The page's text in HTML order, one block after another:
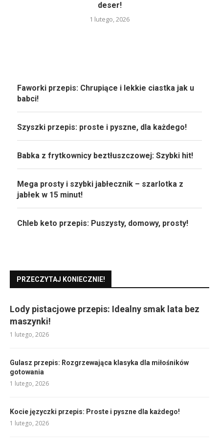
deser!
1 lutego, 2026
Faworki przepis: Chrupiące i lekkie ciastka jak u
babci!
Szyszki przepis: proste i pyszne, dla każdego!
Babka z frytkownicy beztłuszczowej: Szybki hit!
Mega prosty i szybki jabłecznik – szarlotka z
jabłek w 15 minut!
Chleb keto przepis: Puszysty, domowy, prosty!
PRZECZYTAJ KONIECZNIE!
Lody pistacjowe przepis: Idealny smak lata bez
maszynki!
1 lutego, 2026
Gulasz przepis: Rozgrzewająca klasyka dla miłośników
gotowania
1 lutego, 2026
Kocie języczki przepis: Proste i pyszne dla każdego!
1 lutego, 2026